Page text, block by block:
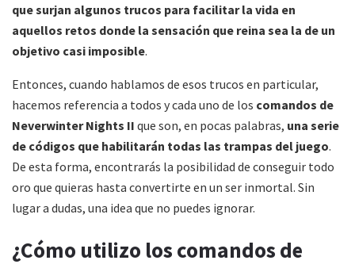
que surjan algunos trucos para facilitar la vida en
aquellos retos donde la sensación que reina sea la de un
objetivo casi imposible.
Entonces, cuando hablamos de esos trucos en particular,
hacemos referencia a todos y cada uno de los comandos de
Neverwinter Nights II que son, en pocas palabras, una serie
de códigos que habilitarán todas las trampas del juego.
De esta forma, encontrarás la posibilidad de conseguir todo
oro que quieras hasta convertirte en un ser inmortal. Sin
lugar a dudas, una idea que no puedes ignorar.
¿Cómo utilizo los comandos de